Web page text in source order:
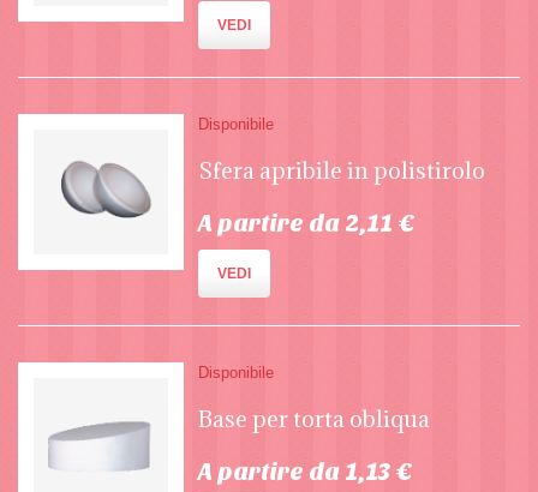
VEDI
Disponibile
Sfera apribile in polistirolo
A partire da 2,11 €
VEDI
Disponibile
Base per torta obliqua
A partire da 1,13 €